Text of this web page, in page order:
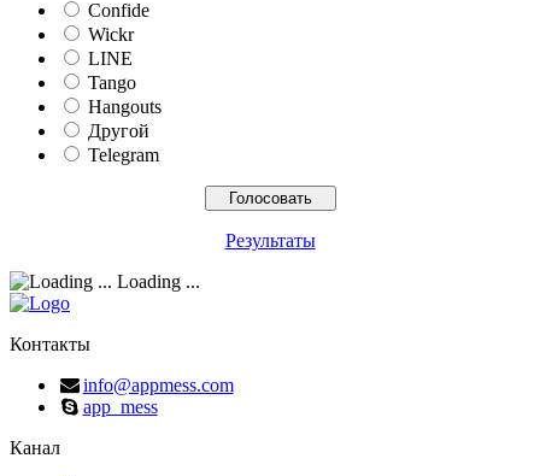
Confide
Wickr
LINE
Tango
Hangouts
Другой
Telegram
Результаты
Loading ...
Контакты
info@appmess.com
app_mess
Канал